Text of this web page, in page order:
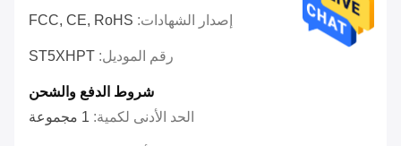
إصدار الشهادات: FCC, CE, RoHS
رقم الموديل: ST5XHPT
شروط الدفع والشحن
الحد الأدنى لكمية: 1 مجموعة